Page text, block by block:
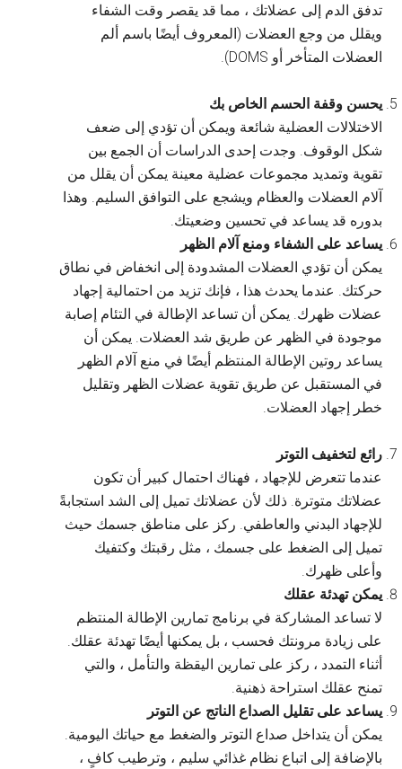
تدفق الدم إلى عضلاتك ، مما قد يقصر وقت الشفاء
ويقلل من وجع العضلات (المعروف أيضًا باسم ألم
العضلات المتأخر أو DOMS).
يحسن وقفة الحسم الخاص بك
الاختلالات العضلية شائعة ويمكن أن تؤدي إلى ضعف
شكل الوقوف. وجدت إحدى الدراسات أن الجمع بين
تقوية وتمديد مجموعات عضلية معينة يمكن أن يقلل من
آلام العضلات والعظام ويشجع على التوافق السليم. وهذا
بدوره قد يساعد في تحسين وضعيتك.
يساعد على الشفاء ومنع آلام الظهر
يمكن أن تؤدي العضلات المشدودة إلى انخفاض في نطاق
حركتك. عندما يحدث هذا ، فإنك تزيد من احتمالية إجهاد
عضلات ظهرك. يمكن أن تساعد الإطالة في التئام إصابة
موجودة في الظهر عن طريق شد العضلات. يمكن أن
يساعد روتين الإطالة المنتظم أيضًا في منع آلام الظهر
في المستقبل عن طريق تقوية عضلات الظهر وتقليل
خطر إجهاد العضلات.
رائع لتخفيف التوتر
عندما تتعرض للإجهاد ، فهناك احتمال كبير أن تكون
عضلاتك متوترة. ذلك لأن عضلاتك تميل إلى الشد استجابةً
للإجهاد البدني والعاطفي. ركز على مناطق جسمك حيث
تميل إلى الضغط على جسمك ، مثل رقبتك وكتفيك
وأعلى ظهرك.
يمكن تهدئة عقلك
لا تساعد المشاركة في برنامج تمارين الإطالة المنتظم
على زيادة مرونتك فحسب ، بل يمكنها أيضًا تهدئة عقلك.
أثناء التمدد ، ركز على تمارين اليقظة والتأمل ، والتي
تمنح عقلك استراحة ذهنية.
يساعد على تقليل الصداع الناتج عن التوتر
يمكن أن يتداخل صداع التوتر والضغط مع حياتك اليومية.
بالإضافة إلى اتباع نظام غذائي سليم ، وترطيب كافٍ ،